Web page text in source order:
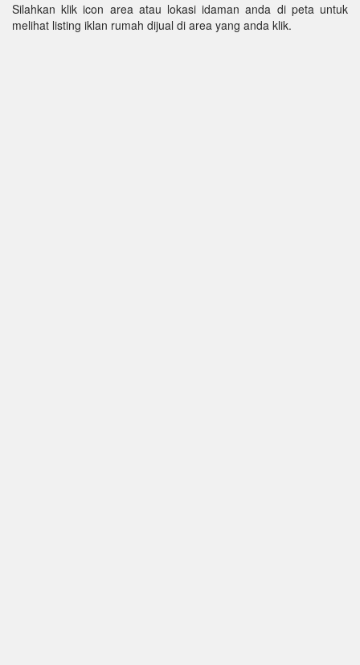
Silahkan klik icon area atau lokasi idaman anda di peta untuk
melihat listing iklan rumah dijual di area yang anda klik.